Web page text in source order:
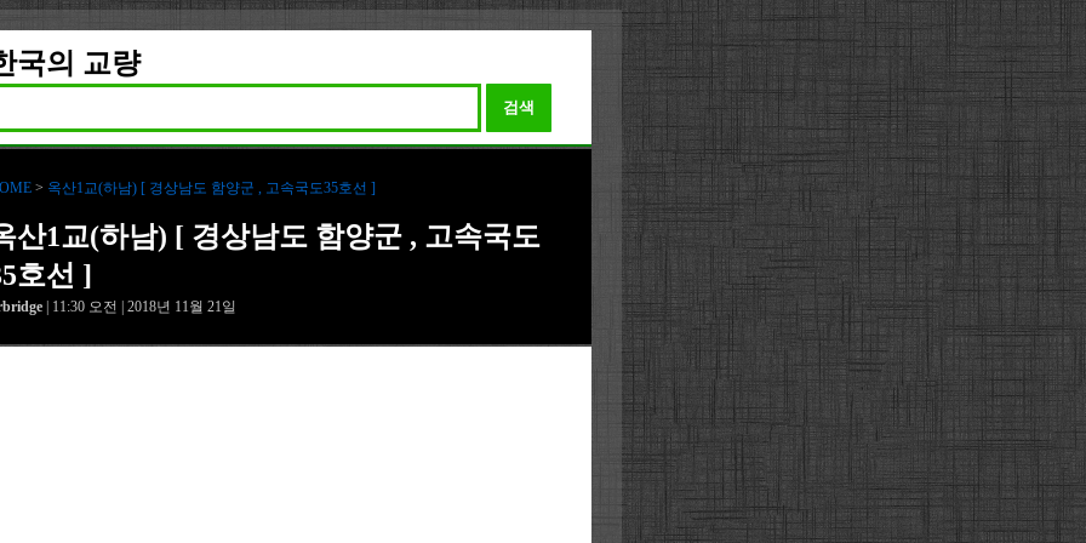
국의 교량
검색
> 옥산1교(하남) [ 경상남도 함양군 , 고속국도35호선 ]
산1교(하남) [ 경상남도 함양군 , 고속국도
호선 ]
| 11:30 오전 | 2018년 11월 21일